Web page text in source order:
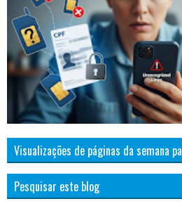
Visualizações de páginas da semana
Pesquisar este blog